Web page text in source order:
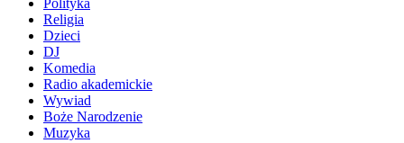
Polityka
Religia
Dzieci
DJ
Komedia
Radio akademickie
Wywiad
Boże Narodzenie
Muzyka